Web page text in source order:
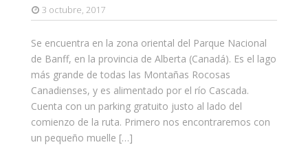
3 octubre, 2017
Se encuentra en la zona oriental del Parque Nacional
de Banff, en la provincia de Alberta (Canadá). Es el lago
más grande de todas las Montañas Rocosas
Canadienses, y es alimentado por el río Cascada.
Cuenta con un parking gratuito justo al lado del
comienzo de la ruta. Primero nos encontraremos con
un pequeño muelle […]